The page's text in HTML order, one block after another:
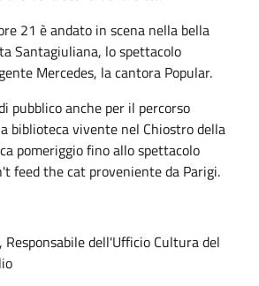
21 è andato in scena nella bella
Santagiuliana, lo spettacolo
Mercedes, la cantora Popular.
pubblico anche per il percorso
biblioteca vivente nel Chiostro della
pomeriggio fino allo spettacolo
feed the cat proveniente da Parigi.
dell'Ufficio Cultura del